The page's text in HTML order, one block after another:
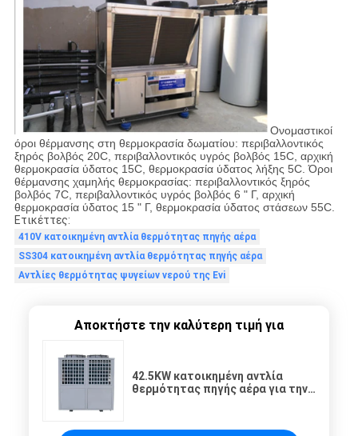
Ονομαστικοί
όροι θέρμανσης στη θερμοκρασία δωματίου: περιβαλλοντικός
ξηρός βολβός 20C, περιβαλλοντικός υγρός βολβός 15C, αρχική
θερμοκρασία ύδατος 15C, θερμοκρασία ύδατος λήξης 5C. Όροι
θέρμανσης χαμηλής θερμοκρασίας: περιβαλλοντικός ξηρός
βολβός 7C, περιβαλλοντικός υγρός βολβός 6 " Γ, αρχική
θερμοκρασία ύδατος 15 " Γ, θερμοκρασία ύδατος στάσεων 55C.
Ετικέττες:
410V κατοικημένη αντλία θερμότητας πηγής αέρα
SS304 κατοικημένη αντλία θερμότητας πηγής αέρα
Αντλίες θερμότητας ψυγείων νερού της Evi
Αποκτήστε την καλύτερη τιμή για
42.5KW κατοικημένη αντλία
θερμότητας πηγής αέρα για την